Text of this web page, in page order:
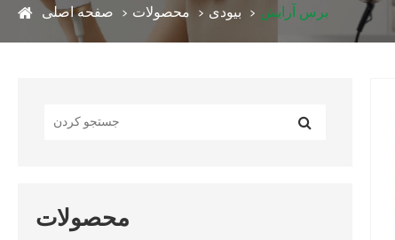
صفحه اصلی محصولات بیودی برس آرایش
محصولات